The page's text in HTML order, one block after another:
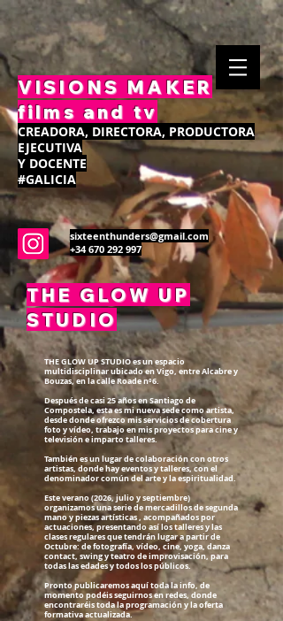
VISIONS MAKER
films and tv
CREADORA, DIRECTORA, PRODUCTORA
EJECUTIVA
Y DOCENTE
#GALICIA
sixteenthunders@gmail.com
+34 670 292 997
THE GLOW UP
STUDIO
THE GLOW UP STUDIO es un espacio
multidisciplinar ubicado en Vigo, entre Alcabre y
Bouzas, en la calle Roade nº6.
Después de casi 25 años en Santiago de
Compostela, esta es mi nueva sede como artista,
desde donde ofrezco mis servicios de cobertura
foto y vídeo, trabajo en mis proyectos para cine y
televisión e imparto talleres.
También es un lugar de colaboración con otros
artistas, donde hay eventos y talleres, con el
denominador común del arte y la espiritualidad.
Este verano (2026, julio y septiembre)
organizamos una serie de mercadillos de segunda
mano y piezas artísticas , acompañados por
actuaciones, presentando así los talleres y las
clases regulares que tendrán lugar a partir de
Octubre: de fotografía, vídeo, cine, yoga, danza
contact, swing y teatro de improvisación, para
todas las edades y todos los públicos.
Pronto publicaremos aquí toda la info, de
momento podéis seguirnos en redes, donde
encontraréis toda la programación y la oferta
formativa actualizada.